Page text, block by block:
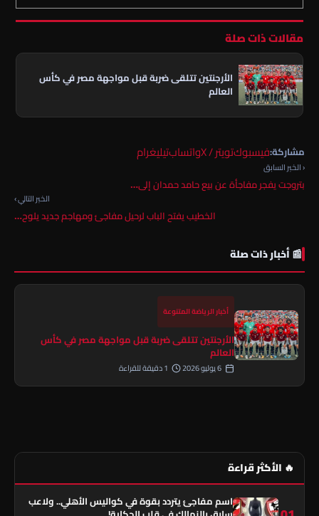
مقالات ذات صلة
الأرجنتين تتلقى ضربة قبل مواجهة مصر في كأس
العالم
مشاركة:فيسبوكتويتر / X واتسابتيليغرام
‹ الخبر السابق
بتروجت يفجر مفاجأة عن بيع حامد حمدان إلى…
الخبر التالي ›
الخطيب يفتح الباب لرحيل مفاجئ ومهاجم جديد يلوح…
📰 أخبار ذات صلة
أخبار الرياضة المتنوعة
الأرجنتين تتلقى ضربة قبل مواجهة مصر في كأس
العالم
🔥 الأكثر قراءة
اسم مفاجئ يتردد بقوة في كواليس الأهلي.. ولاعب